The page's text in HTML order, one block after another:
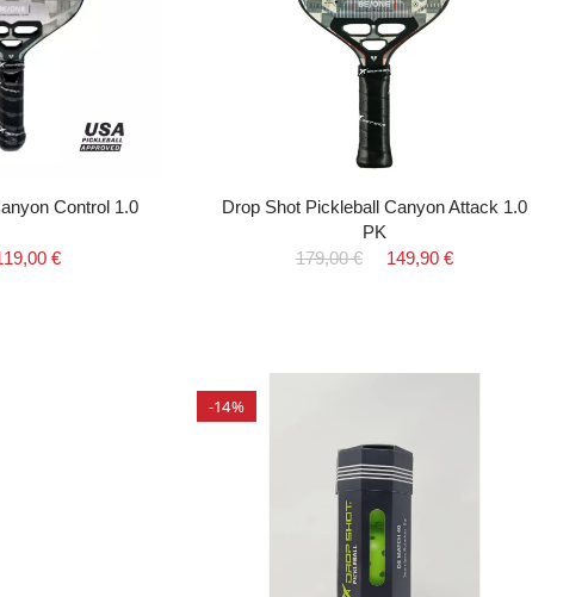
Control 1.0
€
Drop Shot Pickleball Canyon Attack 1.0
PK
179,00 €
149,90 €
-14%